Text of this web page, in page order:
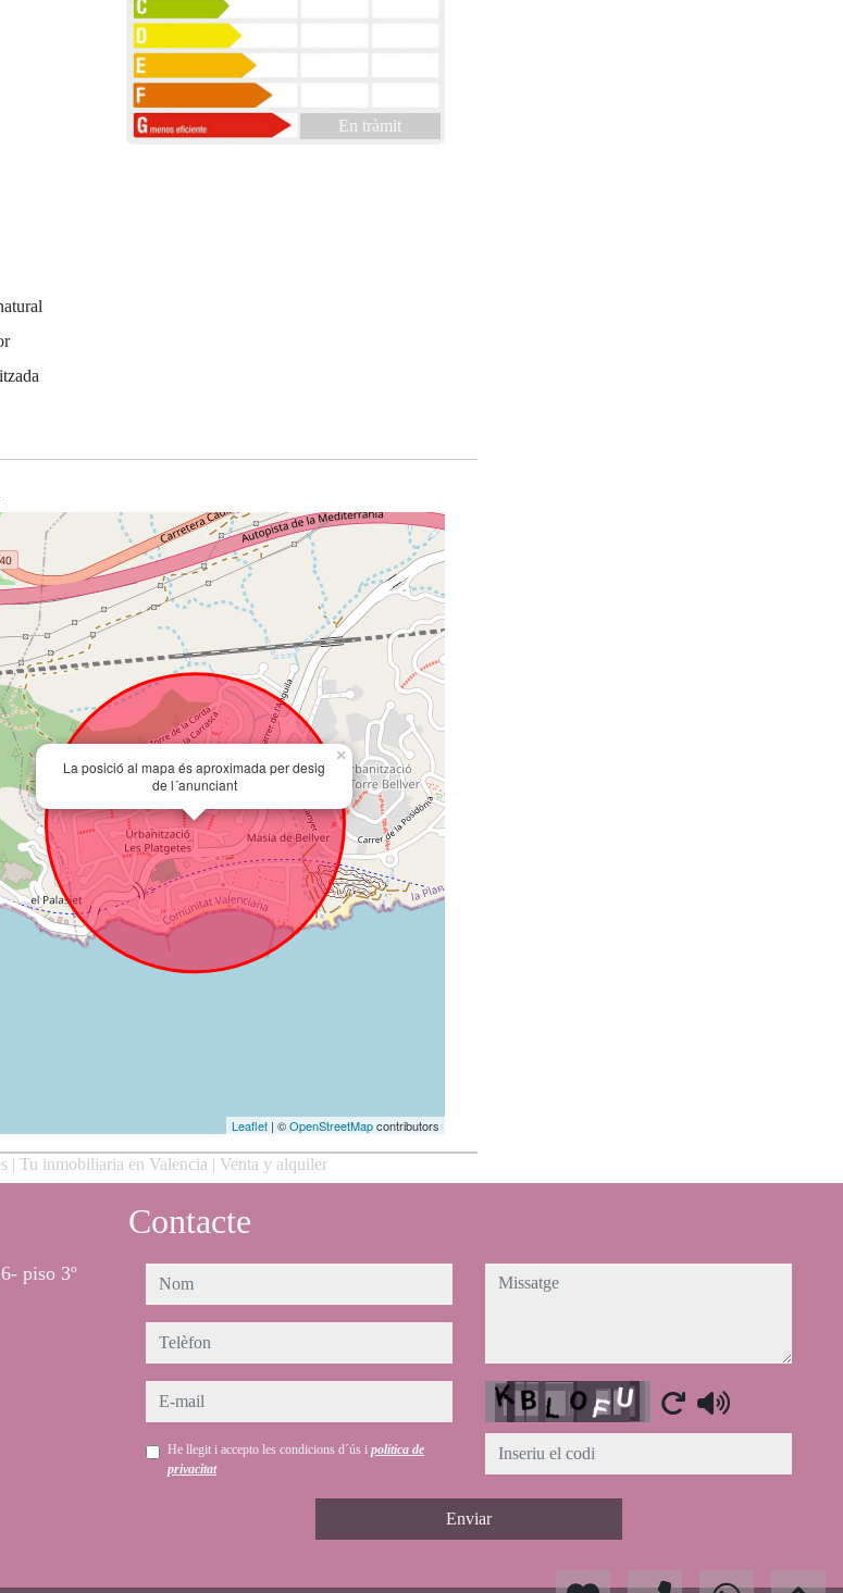
En tràmit
La posició al mapa és aproximada per desig
de l´anunciant
×
Leaflet | ©OpenStreetMapcontributors
| Tu inmobiliaria en Valencia | Venta y alquiler
piso 3º
Contacte
nom
telèfon
e-mail
He llegit i accepto les condicions d´ús i política de
privacitat
missatge
Captcha
Enviar